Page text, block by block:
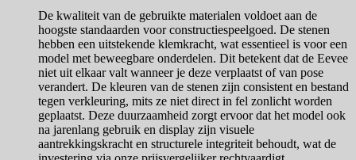
De kwaliteit van de gebruikte materialen voldoet aan de
hoogste standaarden voor constructiespeelgoed. De stenen
hebben een uitstekende klemkracht, wat essentieel is voor een
model met beweegbare onderdelen. Dit betekent dat de Eevee
niet uit elkaar valt wanneer je deze verplaatst of van pose
verandert. De kleuren van de stenen zijn consistent en bestand
tegen verkleuring, mits ze niet direct in fel zonlicht worden
geplaatst. Deze duurzaamheid zorgt ervoor dat het model ook
na jarenlang gebruik en display zijn visuele
aantrekkingskracht en structurele integriteit behoudt, wat de